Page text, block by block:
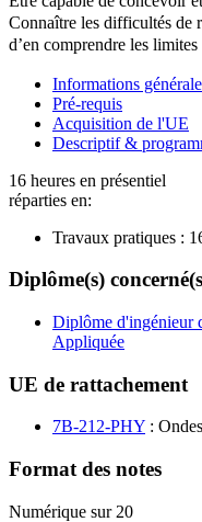
Connaître les difficultés de
d’en comprendre les limites
Informations
Pré-requis
Acquisition de l'UE
Descriptif &
16 heures en présentiel
réparties en:
Travaux pratiques :
Diplôme(s)
Diplôme d'ingénieur
Appliquée
UE de rattachement
7B-212-PHY :
Format des notes
Numérique sur 20